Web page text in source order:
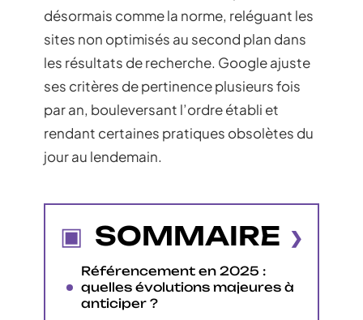
désormais comme la norme, reléguant les
sites non optimisés au second plan dans
les résultats de recherche. Google ajuste
ses critères de pertinence plusieurs fois
par an, bouleversant l’ordre établi et
rendant certaines pratiques obsolètes du
jour au lendemain.
SOMMAIRE
Référencement en 2025 :
quelles évolutions majeures à
anticiper ?